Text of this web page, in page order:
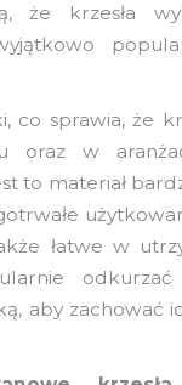
że krzesła
co sprawia, że
oraz w
to materiał
łatwe w
aby zachować